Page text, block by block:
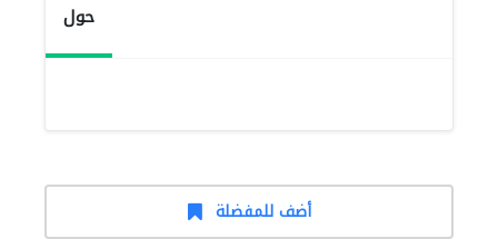
حول
أضف للمفضلة